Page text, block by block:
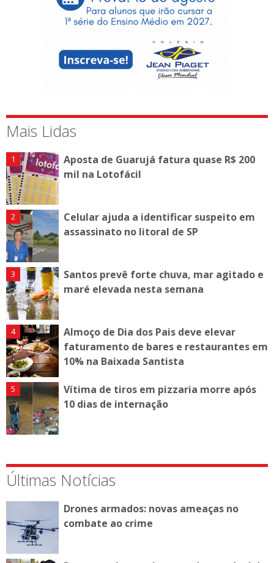
Mais Lidas
Aposta de Guarujá fatura quase R$ 200
mil na Lotofácil
Celular ajuda a identificar suspeito em
assassinato no litoral de SP
Santos prevê forte chuva, mar agitado e
maré elevada nesta semana
Almoço de Dia dos Pais deve elevar
faturamento de bares e restaurantes em
10% na Baixada Santista
Vítima de tiros em pizzaria morre após
10 dias de internação
Últimas Notícias
Drones armados: novas ameaças no
combate ao crime